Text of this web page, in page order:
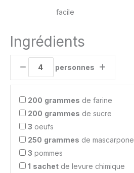
facile
Ingrédients
personnes
200 grammes de farine
200 grammes de sucre
3 oeufs
250 grammes de mascarpone
3 pommes
1 sachet de levure chimique